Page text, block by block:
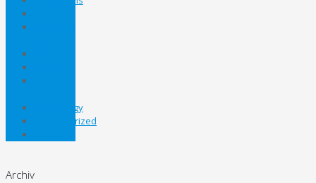
Technology
Uncategorized
Archiv